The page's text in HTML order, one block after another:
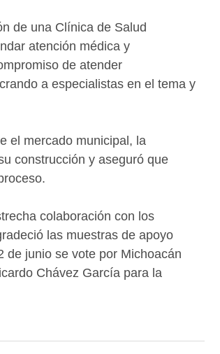
de una Clínica de Salud
atención médica y
de atender
a especialistas en el tema y
el mercado municipal, la
construcción y aseguró que
colaboración con los
las muestras de apoyo
de junio se vote por Michoacán
Chávez García para la